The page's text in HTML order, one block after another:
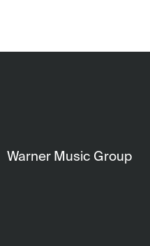
Warner Music Group